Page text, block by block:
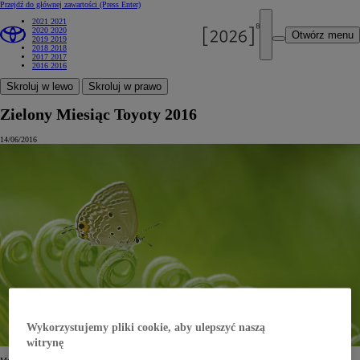
Przejdź do głównej zawartości (Press Enter)
Otwórz menu
2021 2021
2020 2020
2019 2019
2018 2018
2017 2017
2016 2016
Skroluj w lewo Skroluj w prawo
Zielony Miesiąc Toyoty 2016
14/06/2016
Wykorzystujemy pliki cookie, aby ulepszyć naszą
witrynę